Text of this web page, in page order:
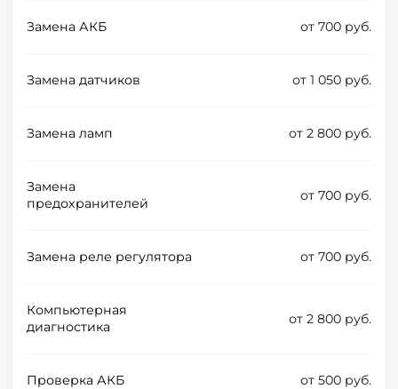
Замена АКБ от 700 руб.
Замена датчиков от 1 050 руб.
Замена ламп от 2 800 руб.
Замена
предохранителей
от 700 руб.
Замена реле регулятора от 700 руб.
Компьютерная
диагностика
от 2 800 руб.
Проверка АКБ от 500 руб.